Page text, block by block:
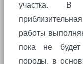
участка. В
работы
пока не будет
породы, в